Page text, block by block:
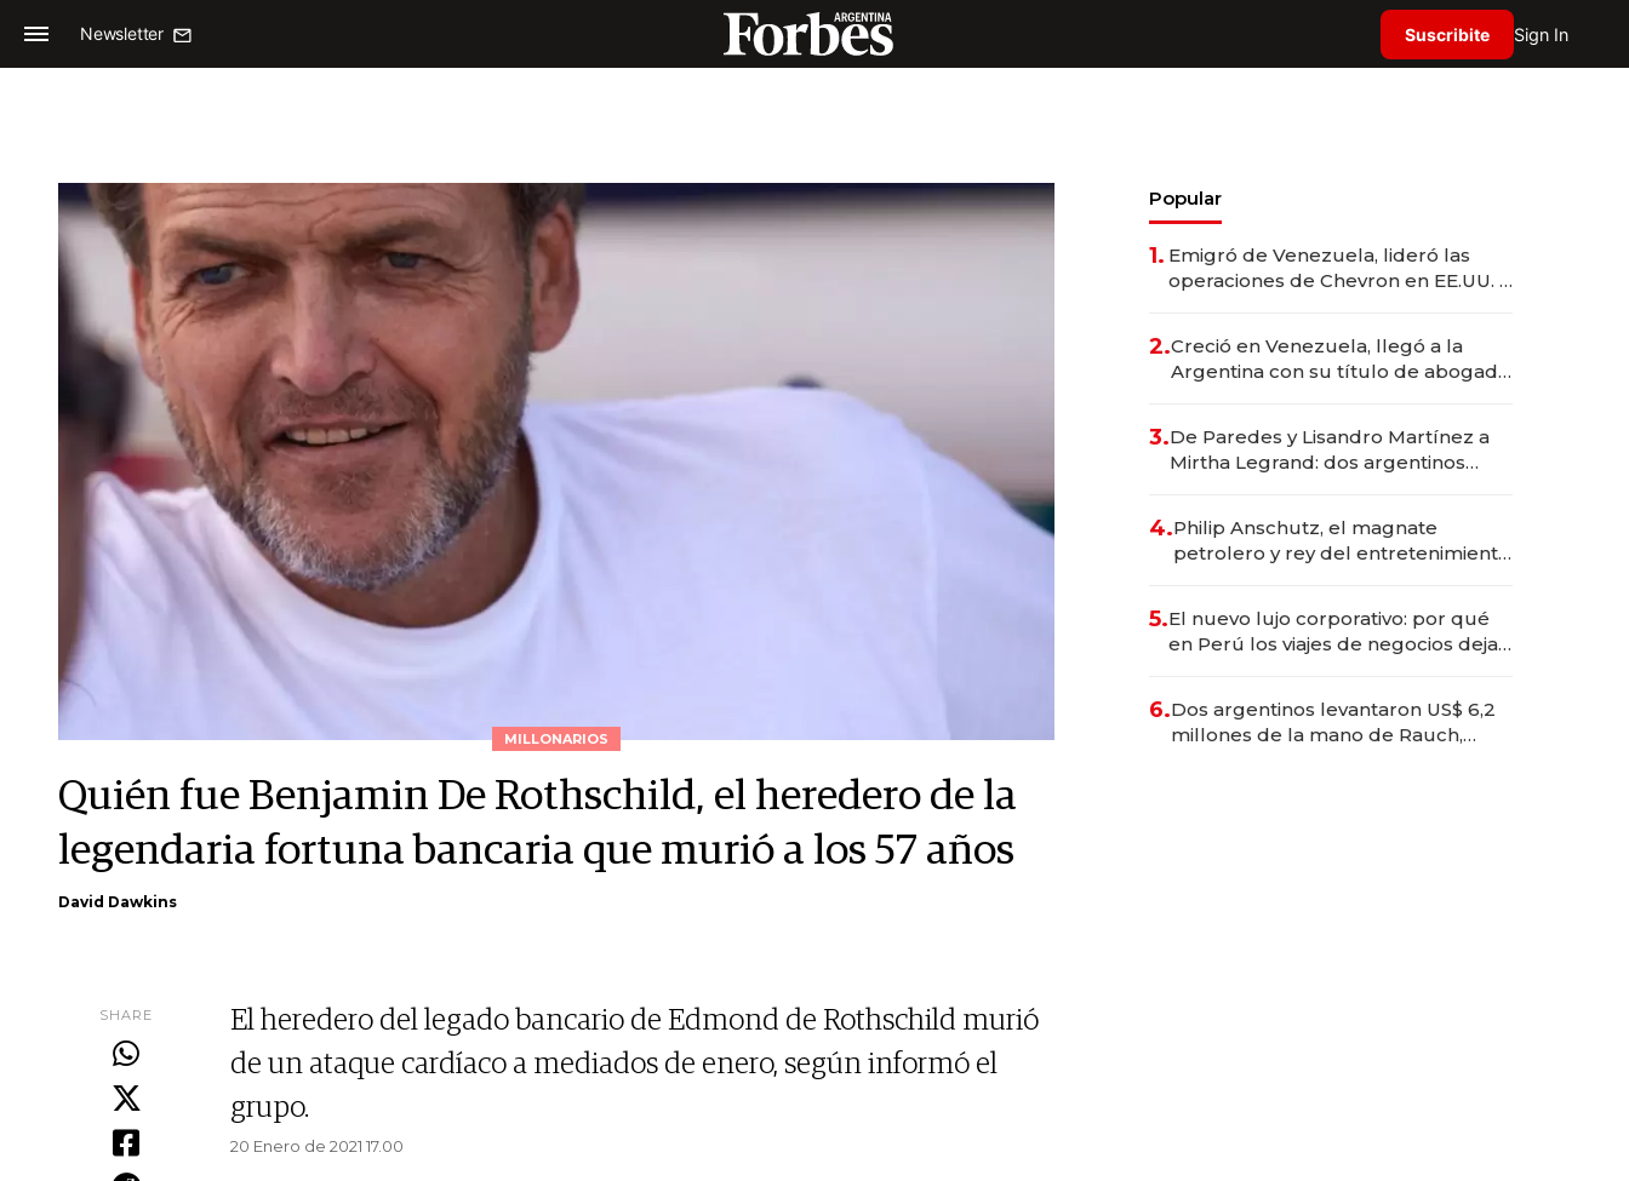
Newsletter Suscribite Sign In
MILLONARIOS
Quién fue Benjamin De Rothschild, el heredero de la
legendaria fortuna bancaria que murió a los 57 años
David Dawkins
SHARE
El heredero del legado bancario de Edmond de Rothschild murió
de un ataque cardíaco a mediados de enero, según informó el
grupo.
20 Enero de 2021 17.00
Popular
1. Emigró de Venezuela, lideró las
operaciones de Chevron en EE.UU. y
2.Creció en Venezuela, llegó a la
Argentina con su título de abogado
marcas "fast premium"
3.De Paredes y Lisandro Martínez a
Mirtha Legrand: dos argentinos
4.Philip Anschutz, el magnate
petrolero y rey del entretenimiento
5.El nuevo lujo corporativo: por qué
en Perú los viajes de negocios dejan
en experiencias transformadoras
6.Dos argentinos levantaron US$ 6,2
millones de la mano de Rauch,